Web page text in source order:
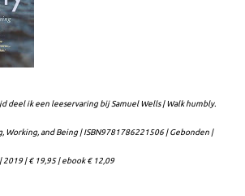
deel ik een leeservaring bij Samuel Wells | Walk humbly.
Working, and Being | ISBN9781786221506 | Gebonden |
2019 | € 19,95 | ebook € 12,09